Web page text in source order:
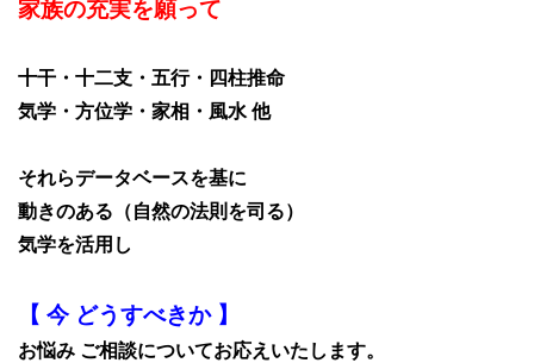
家族の充実を願って
十干・十二支・五行・四柱推命
気学・方位学・家相・風水 他
それらデータベースを基に
動きのある（自然の法則を司る）
気学を活用し
【 今 どうすべきか 】
お悩み ご相談についてお応えいたします。